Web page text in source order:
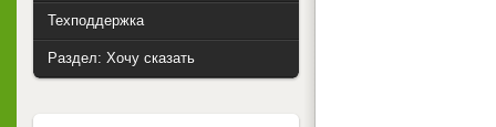
Техподдержка
Раздел: Хочу сказать